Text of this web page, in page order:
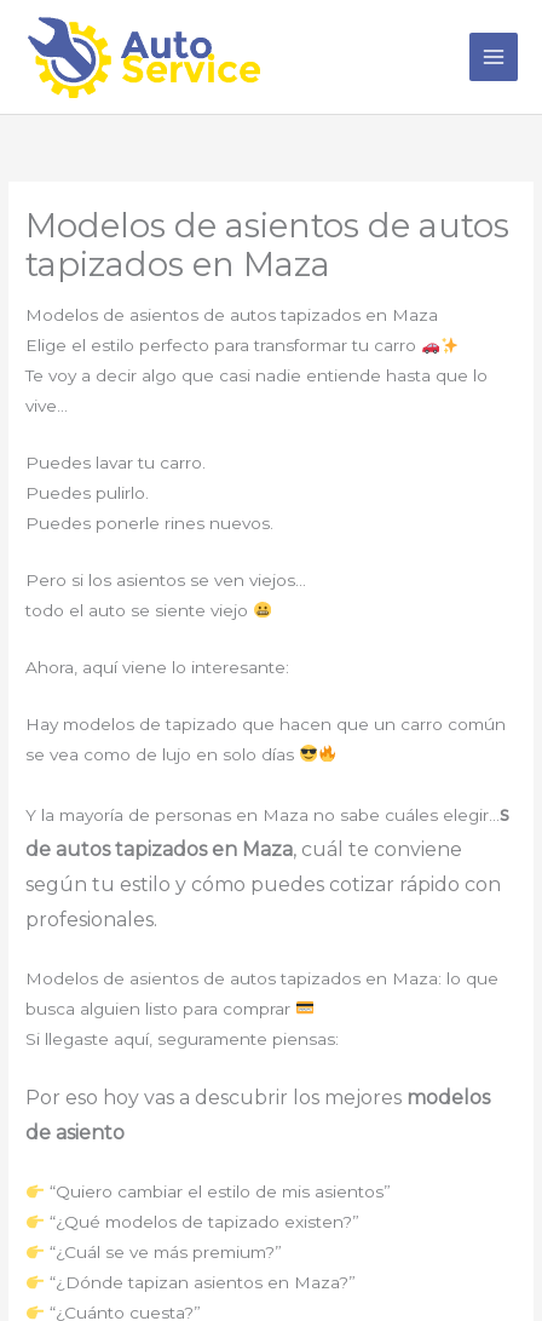
contenido
Modelos de asientos de autos
tapizados en Maza
Modelos de asientos de autos tapizados en Maza
Elige el estilo perfecto para transformar tu carro
Te voy a decir algo que casi nadie entiende hasta que lo
vive…
Puedes lavar tu carro.
Puedes pulirlo.
Puedes ponerle rines nuevos.
Pero si los asientos se ven viejos…
todo el auto se siente viejo
Ahora, aquí viene lo interesante:
Hay modelos de tapizado que hacen que un carro común
se vea como de lujo en solo días
Y la mayoría de personas en Maza no sabe cuáles elegir…s
de autos tapizados en Maza, cuál te conviene
según tu estilo y cómo puedes cotizar rápido con
profesionales.
Modelos de asientos de autos tapizados en Maza: lo que
busca alguien listo para comprar
Si llegaste aquí, seguramente piensas:
Por eso hoy vas a descubrir los mejores modelos
de asiento
“Quiero cambiar el estilo de mis asientos”
“¿Qué modelos de tapizado existen?”
“¿Cuál se ve más premium?”
“¿Dónde tapizan asientos en Maza?”
“¿Cuánto cuesta?”